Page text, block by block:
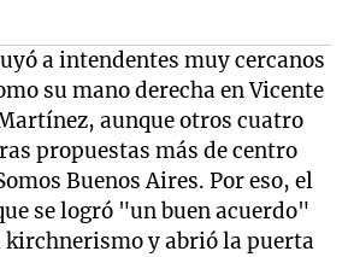
a intendentes muy cercanos
su mano derecha en Vicente
aunque otros cuatro
propuestas más de centro
Buenos Aires. Por eso, el
se logró "un buen acuerdo"
y abrió la puerta